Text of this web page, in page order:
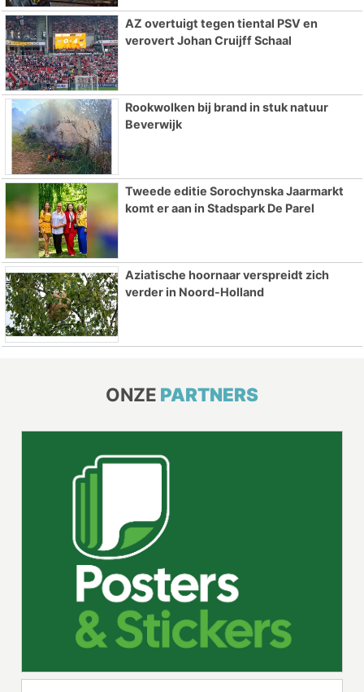
AZ overtuigt tegen tiental PSV en
verovert Johan Cruijff Schaal
Rookwolken bij brand in stuk natuur
Beverwijk
Tweede editie Sorochynska Jaarmarkt
komt er aan in Stadspark De Parel
Aziatische hoornaar verspreidt zich
verder in Noord-Holland
ONZE PARTNERS